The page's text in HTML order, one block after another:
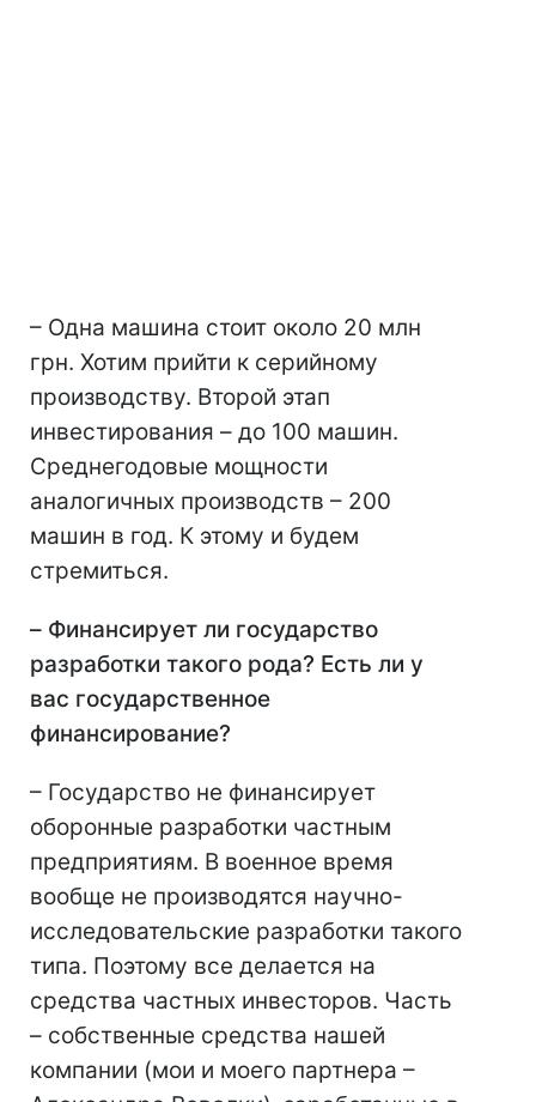
– Одна машина стоит около 20 млн
грн. Хотим прийти к серийному
производству. Второй этап
инвестирования – до 100 машин.
Среднегодовые мощности
аналогичных производств – 200
машин в год. К этому и будем
стремиться.
– Финансирует ли государство
разработки такого рода? Есть ли у
вас государственное
финансирование?
– Государство не финансирует
оборонные разработки частным
предприятиям. В военное время
вообще не производятся научно-
исследовательские разработки такого
типа. Поэтому все делается на
средства частных инвесторов. Часть
– собственные средства нашей
компании (мои и моего партнера –